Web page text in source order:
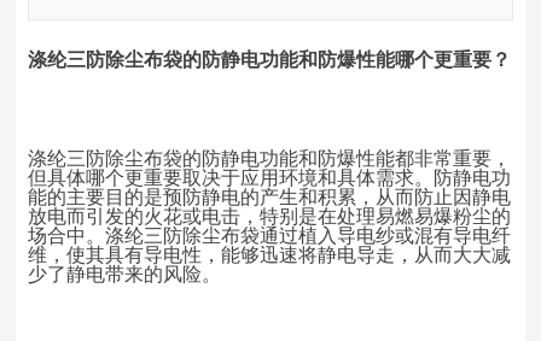
涤纶三防除尘布袋的防静电功能和防爆性能哪个更重要 ？
涤纶三防除尘布袋的防静电功能和防爆性能都非常重要，
但具体哪个更重要取决于应用环境和具体需求。防静电功
能的主要目的是预防静电的产生和积累，从而防止因静电
放电而引发的火花或电击，特别是在处理易燃易爆粉尘的
场合中。涤纶三防除尘布袋通过植入导电纱或混有导电纤
维，使其具有导电性，能够迅速将静电导走，从而大大减
少了静电带来的风险。